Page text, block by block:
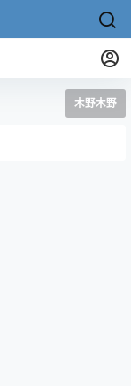
木野木野